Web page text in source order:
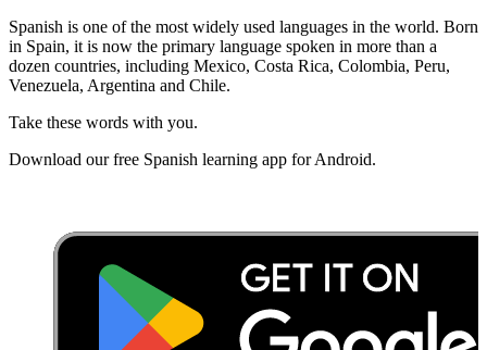
Spanish is one of the most widely used languages in the world. Born
in Spain, it is now the primary language spoken in more than a
dozen countries, including Mexico, Costa Rica, Colombia, Peru,
Venezuela, Argentina and Chile.
Take these words with you.
Download our free Spanish learning app for Android.